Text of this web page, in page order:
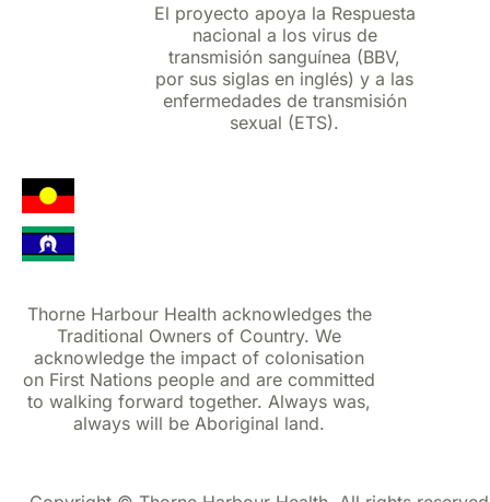
El proyecto apoya la Respuesta
nacional a los virus de
transmisión sanguínea (BBV,
por sus siglas en inglés) y a las
enfermedades de transmisión
sexual (ETS).
Thorne Harbour Health acknowledges the
Traditional Owners of Country. We
acknowledge the impact of colonisation
on First Nations people and are committed
to walking forward together. Always was,
always will be Aboriginal land.